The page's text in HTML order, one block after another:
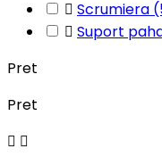
 Scrumiera
 Suport
Pret
Pret
 